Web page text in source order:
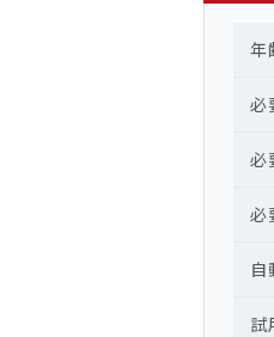
年
必
必
必
自
試